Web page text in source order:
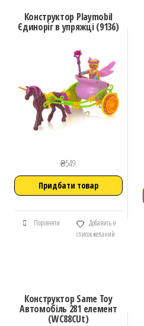
Конструктор Playmobil
Єдиноріг в упряжці (9136)
₴549
Придбати товар
Порівняти
Добавить в
список желаний
Конструктор Same Toy
Автомобіль 281 елемент
(WC88CUt)